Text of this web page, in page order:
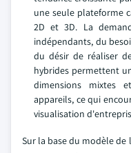
une seule plateforme
2D et 3D. La
indépendants, du
du désir de réaliser
hybrides permettent
dimensions mixtes
appareils, ce qui
visualisation
Sur la base du modèle de